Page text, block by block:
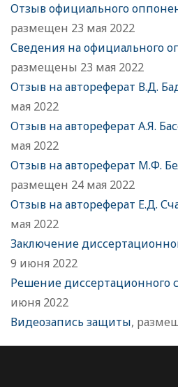
Отзыв официального
размещен 23 мая 2022
Сведения на официального
размещены 23 мая 2022
Отзыв на автореферат В.Д.
мая 2022
Отзыв на автореферат А.Я.
мая 2022
Отзыв на автореферат М.Ф.
размещен 24 мая 2022
Отзыв на автореферат Е.Д.
мая 2022
Заключение
9 июня 2022
Решение диссертационного
июня 2022
Видеозапись защиты,